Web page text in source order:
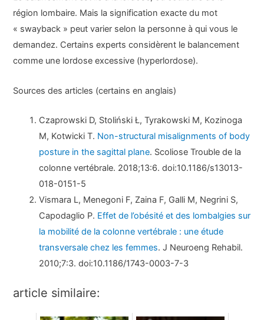
région lombaire. Mais la signification exacte du mot
« swayback » peut varier selon la personne à qui vous le
demandez. Certains experts considèrent le balancement
comme une lordose excessive (hyperlordose).
Sources des articles (certains en anglais)
Czaprowski D, Stoliński Ł, Tyrakowski M, Kozinoga
M, Kotwicki T. Non-structural misalignments of body
posture in the sagittal plane. Scoliose Trouble de la
colonne vertébrale. 2018;13:6. doi:10.1186/s13013-
018-0151-5
Vismara L, Menegoni F, Zaina F, Galli M, Negrini S,
Capodaglio P. Effet de l’obésité et des lombalgies sur
la mobilité de la colonne vertébrale : une étude
transversale chez les femmes. J Neuroeng Rehabil.
2010;7:3. doi:10.1186/1743-0003-7-3
article similaire: